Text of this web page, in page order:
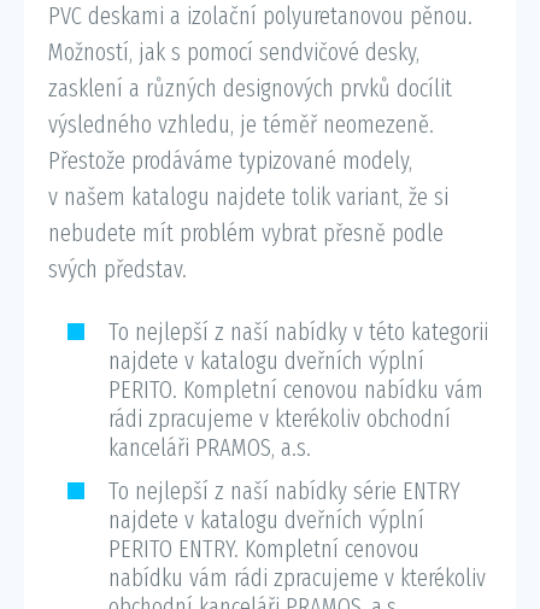
PVC deskami a izolační polyuretanovou pěnou.
Možností, jak s pomocí sendvičové desky,
zasklení a různých designových prvků docílit
výsledného vzhledu, je téměř neomezeně.
Přestože prodáváme typizované modely,
v našem katalogu najdete tolik variant, že si
nebudete mít problém vybrat přesně podle
svých představ.
To nejlepší z naší nabídky v této kategorii
najdete v katalogu dveřních výplní
PERITO. Kompletní cenovou nabídku vám
rádi zpracujeme v kterékoliv obchodní
kanceláři PRAMOS, a.s.
To nejlepší z naší nabídky série ENTRY
najdete v katalogu dveřních výplní
PERITO ENTRY. Kompletní cenovou
nabídku vám rádi zpracujeme v kterékoliv